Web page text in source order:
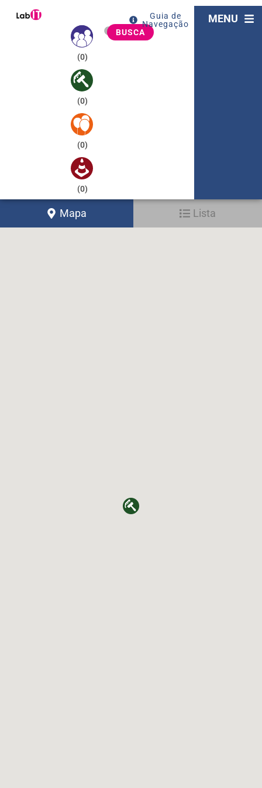
(0)
(0)
(0)
(0)
BUSCA
Guia de
Navegação
MENU
Mapa Lista